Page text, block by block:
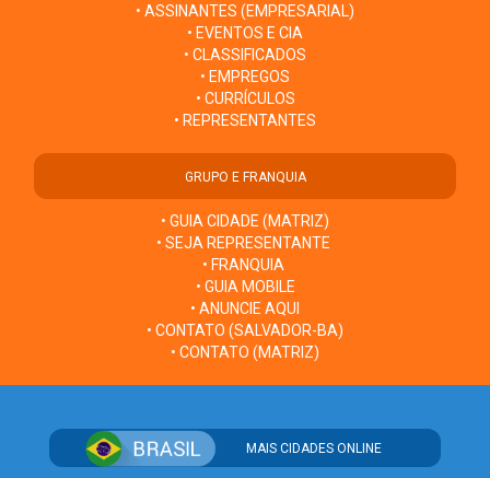
• ASSINANTES (EMPRESARIAL)
• EVENTOS E CIA
• CLASSIFICADOS
• EMPREGOS
• CURRÍCULOS
• REPRESENTANTES
GRUPO E FRANQUIA
• GUIA CIDADE (MATRIZ)
• SEJA REPRESENTANTE
• FRANQUIA
• GUIA MOBILE
• ANUNCIE AQUI
• CONTATO (SALVADOR-BA)
• CONTATO (MATRIZ)
MAIS CIDADES ONLINE